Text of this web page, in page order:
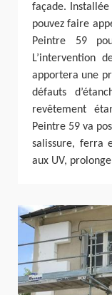
façade.
pouvez faire
Peintre 59
L’intervention
apportera une
défauts
revêtement
Peintre 59 va
salissure, ferra
aux UV,